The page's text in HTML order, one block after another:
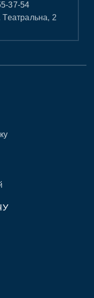
37-54
Театральна, 2